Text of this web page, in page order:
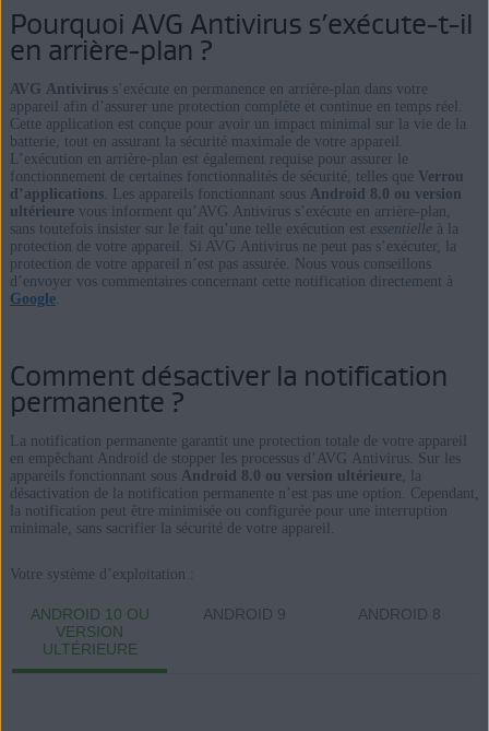
Pourquoi AVG Antivirus s’exécute-t-il
en arrière-plan ?
AVG Antiviruss’exécute en permanence en arrière-plan dans votre
appareil afin d’assurer une protection complète et continue en temps réel.
Cette application est conçue pour avoir un impact minimal sur la vie de la
batterie, tout en assurant la sécurité maximale de votre appareil.
L’exécution en arrière-plan est également requise pour assurer le
fonctionnement de certaines fonctionnalités de sécurité, telles que Verrou
d’applications. Les appareils fonctionnant sous Android 8.0 ou version
ultérieurevous informent qu’AVG Antivirus s’exécute en arrière-plan,
sans toutefois insister sur le fait qu’une telle exécution est essentielleà la
protection de votre appareil. Si AVG Antivirus ne peut pas s’exécuter, la
protection de votre appareil n’est pas assurée. Nous vous conseillons
d’envoyer vos commentaires concernant cette notification directement à
Google.
Comment désactiver la notification
permanente ?
La notification permanente garantit une protection totale de votre appareil
en empêchant Android de stopper les processus d’AVG Antivirus. Sur les
appareils fonctionnant sous Android 8.0 ou version ultérieure, la
désactivation de la notification permanente n’est pas une option. Cependant,
la notification peut être minimisée ou configurée pour une interruption
minimale, sans sacrifier la sécurité de votre appareil.
Votre système d’exploitation :
ANDROID 10 OU
VERSION
ULTÉRIEURE
ANDROID 9 ANDROID 8